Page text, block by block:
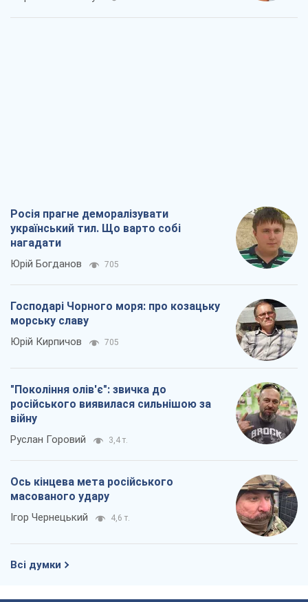
Росія прагне деморалізувати
український тил. Що варто собі
нагадати
Юрій Богданов 705
Господарі Чорного моря: про козацьку
морську славу
Юрій Кирпичов 705
"Покоління олів'є": звичка до
російського виявилася сильнішою за
війну
Руслан Горовий 3,4 т.
Ось кінцева мета російського
масованого удару
Ігор Чернецький 4,6 т.
Всі думки